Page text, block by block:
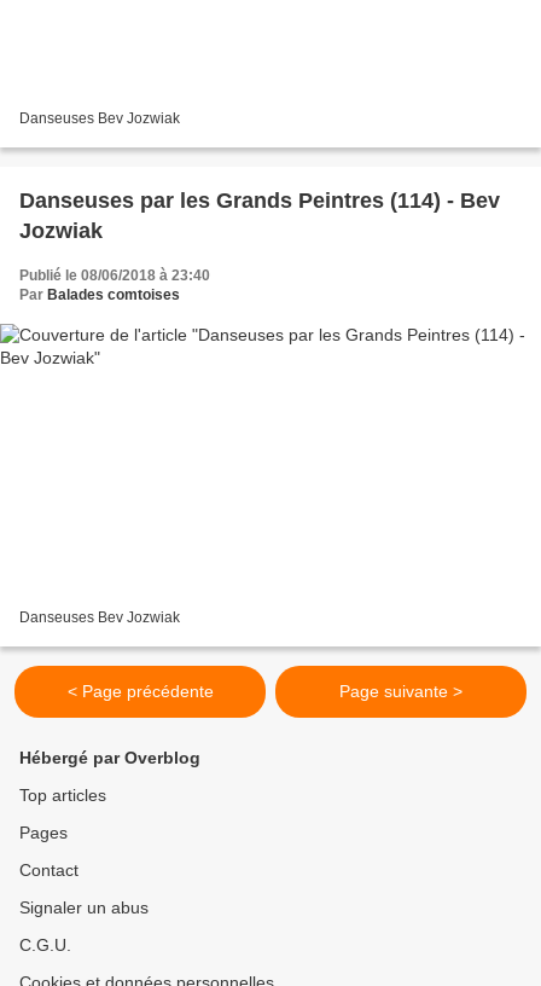
Danseuses Bev Jozwiak
Danseuses par les Grands Peintres (114) - Bev
Jozwiak
Publié le 08/06/2018 à 23:40
Par Balades comtoises
Danseuses Bev Jozwiak
< Page précédente Page suivante >
Hébergé par Overblog
Top articles
Pages
Contact
Signaler un abus
C.G.U.